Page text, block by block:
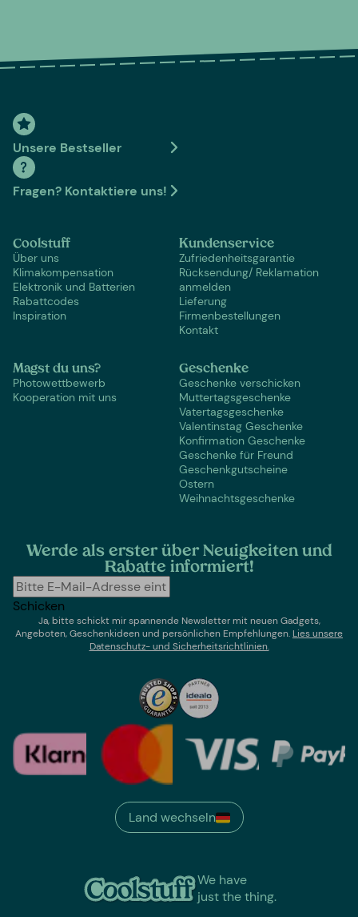
Unsere Bestseller
Fragen? Kontaktiere uns!
Coolstuff
Über uns
Klimakompensation
Elektronik und Batterien
Rabattcodes
Inspiration
Kundenservice
Zufriedenheitsgarantie
Rücksendung/ Reklamation
anmelden
Lieferung
Firmenbestellungen
Kontakt
Magst du uns?
Photowettbewerb
Kooperation mit uns
Geschenke
Geschenke verschicken
Muttertagsgeschenke
Vatertagsgeschenke
Valentinstag Geschenke
Konfirmation Geschenke
Geschenke für Freund
Geschenkgutscheine
Ostern
Weihnachtsgeschenke
Werde als erster über Neuigkeiten und
Rabatte informiert!
Schicken
Ja, bitte schickt mir spannende Newsletter mit neuen Gadgets,
Angeboten, Geschenkideen und persönlichen Empfehlungen. Lies unsere
Datenschutz- und Sicherheitsrichtlinien.
We have
just the thing.
Land wechseln